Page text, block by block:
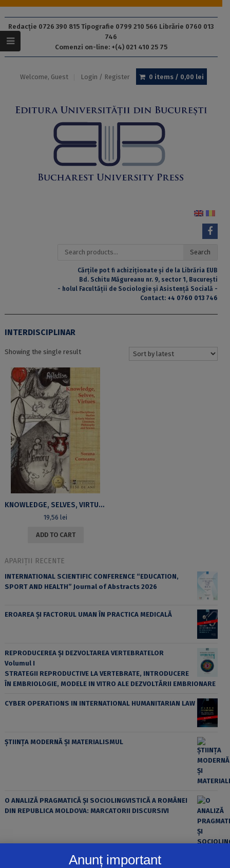
Redacție 0726 390 815 Tipografie 0799 210 566 Librărie 0760 013
746
Comenzi on-line: +(4) 021 410 25 75
Welcome, Guest Login / Register 0 items / 0,00 lei
Search
Search
Cărțile pot fi achiziționate și de la Librăria EUB
Bd. Schitu Măgureanu nr. 9, sector 1, București
- holul Facultății de Sociologie și Asistență Socială -
Contact: +4 0760 013 746
INTERDISCIPLINAR
Showing the single result
KNOWLEDGE, SELVES, VIRTUES: CROSS-DISCIPLINARY STUDIES IN EARLY MODERN LITERATURE, PHILOSOPHY AND SCIENCE
19,56lei
ADD TO CART
APARIȚII RECENTE
INTERNATIONAL SCIENTIFIC CONFERENCE “EDUCATION,
SPORT AND HEALTH” Journal of Abstracts 2026
EROAREA ȘI FACTORUL UMAN ÎN PRACTICA MEDICALĂ
REPRODUCEREA ȘI DEZVOLTAREA VERTEBRATELOR
Volumul I
STRATEGII REPRODUCTIVE LA VERTEBRATE, INTRODUCERE
ÎN EMBRIOLOGIE, MODELE IN VITRO ALE DEZVOLTĂRII EMBRIONARE
CYBER OPERATIONS IN INTERNATIONAL HUMANITARIAN LAW
ȘTIINȚA MODERNĂ ȘI MATERIALISMUL
O ANALIZĂ PRAGMATICĂ ȘI SOCIOLINGVISTICĂ A ROMÂNEI
DIN REPUBLICA MOLDOVA: MARCATORII DISCURSIVI
Anunț important